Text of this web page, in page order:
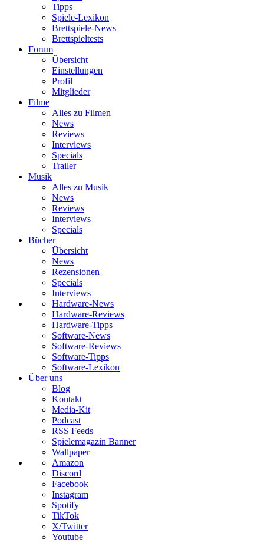
Tipps
Spiele-Lexikon
Brettspiele-News
Brettspieltests
Forum
Übersicht
Einstellungen
Profil
Mitglieder
Filme
Alles zu Filmen
News
Reviews
Interviews
Specials
Trailer
Musik
Alles zu Musik
News
Reviews
Interviews
Specials
Bücher
Übersicht
News
Rezensionen
Specials
Interviews
Hardware-News
Hardware-Reviews
Hardware-Tipps
Software-News
Software-Reviews
Software-Tipps
Software-Lexikon
Über uns
Blog
Kontakt
Media-Kit
Podcast
RSS Feeds
Spielemagazin Banner
Wallpaper
Amazon
Discord
Facebook
Instagram
Spotify
TikTok
X/Twitter
Youtube